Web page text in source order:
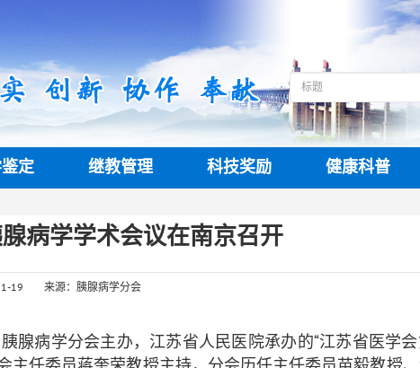
定 继教管理 科技奖励 健康科普
病学学术会议在南京召开
19 来源：胰腺病学分会
腺病学分会主办，江苏省人民医院承办的“江苏省医学